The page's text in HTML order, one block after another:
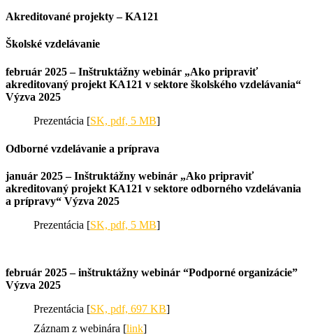
Akreditované projekty – KA121
Školské vzdelávanie
február 2025 – Inštruktážny webinár „Ako pripraviť
akreditovaný projekt KA121 v sektore školského vzdelávania“
Výzva 2025
Prezentácia [SK, pdf, 5 MB]
Odborné vzdelávanie a príprava
január 2025 – Inštruktážny webinár „Ako pripraviť
akreditovaný projekt KA121 v sektore odborného vzdelávania
a prípravy“ Výzva 2025
Prezentácia [SK, pdf, 5 MB]
február 2025 – inštruktážny webinár “Podporné organizácie”
Výzva 2025
Prezentácia [SK, pdf, 697 KB]
Záznam z webinára [link]